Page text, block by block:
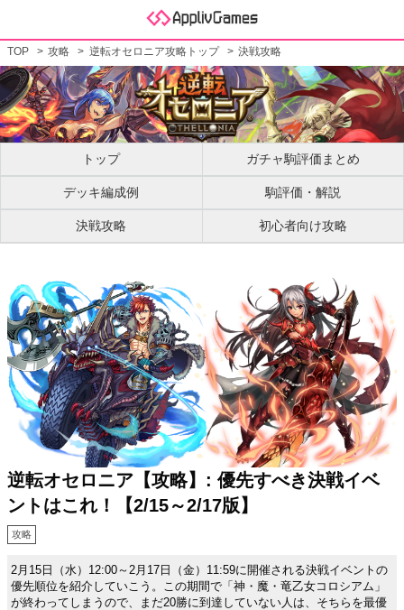
TOP 攻略 逆転オセロニア攻略トップ 決戦攻略
トップ ガチャ駒評価まとめ
デッキ編成例 駒評価・解説
決戦攻略 初心者向け攻略
逆転オセロニア【攻略】: 優先すべき決戦イベ
ントはこれ！【2/15～2/17版】
攻略
2月15日（水）12:00～2月17日（金）11:59に開催される決戦イベントの
優先順位を紹介していこう。この期間で「神・魔・竜乙女コロシアム」
が終わってしまうので、まだ20勝に到達していない人は、そちらを最優